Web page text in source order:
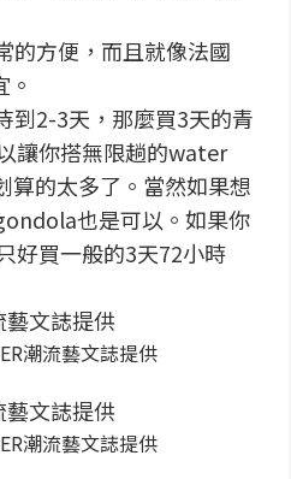
的方便，而且就像法國
到2-3天，那麼買3天的青
讓你搭無限趟的water
算的太多了。當然如果想
也是可以。如果你
好買一般的3天72小時
潮流藝文誌提供
潮流藝文誌提供